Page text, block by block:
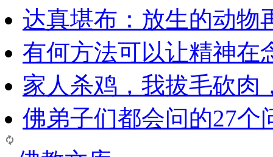
达真堪布：放生的动物
有何方法可以让精神在
家人杀鸡，我拔毛砍肉
佛弟子们都会问的27个